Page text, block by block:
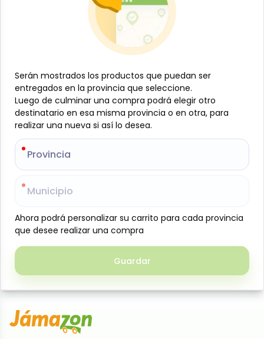
Bebidas no alcohólicas
Six de jugos sabor Fresa-Banano,
Jumex, (6 x 200 ml)
$289
Especificaciones
- +
Six de jugos sabor Fresa-Banano, Jumex, (6 unidades
formulados para ser ligeros y refrescantes.
Elaborados con néctar de fruta, cada sabor ofrece
un perfil único. El sabor fresa-banano con la
ilustración de fresa y banano, más dulce y con
textura no espeso.
Serán mostrados los productos que puedan ser
entregados en la provincia que seleccione.
Luego de culminar una compra podrá elegir otro
destinatario en esa misma provincia o en otra, para
realizar una nueva si así lo desea.
Provincia
Municipio
Ahora podrá personalizar su carrito para cada provincia
que desee realizar una compra
Guardar
Serán mostrados los productos que puedan ser
entregados en la provincia que seleccione.
Luego de culminar una compra podrá elegir otro
destinatario en esa misma provincia o en otra, para
realizar una nueva si así lo desea.
Provincia
Municipio
Ahora podrá personalizar su carrito para cada provincia
que desee realizar una compra
Guardar